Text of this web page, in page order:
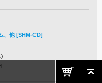
、他 [SHM-CD]
)